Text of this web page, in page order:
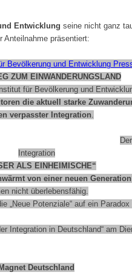
Entwicklung seine nicht ganz
Anteilnahme präsentiert:
Bevölkerung und Entwicklung
ZUM EINWANDERUNGSLAND
für Bevölkerung und
die aktuell starke
verpasster Integration.
Integration
ALS EINHEIMISCHE“
von einer neuen
nicht überlebensfähig.
„Neue Potenziale“ auf ein
Integration in Deutschland“ am
Magnet Deutschland